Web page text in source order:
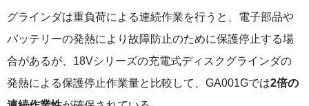
グラインダは重負荷による連続作業を行うと、電子部品や
バッテリーの発熱により故障防止のために保護停止する場
合があるが、18Vシリーズの充電式ディスクグラインダの
発熱による保護停止作業量と比較して、GA001Gでは2倍の